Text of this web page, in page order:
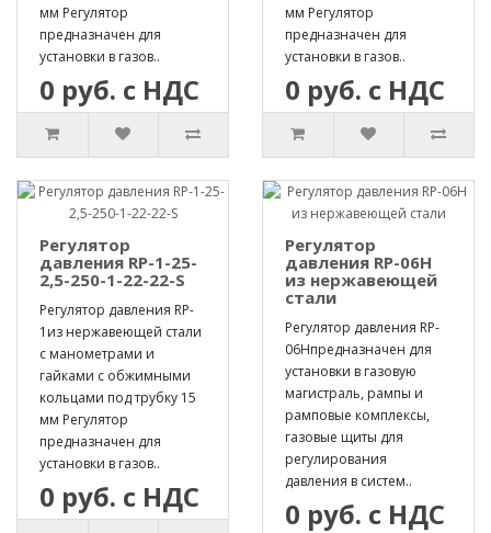
мм Регулятор
предназначен для
установки в газов..
0 руб. с НДС
мм Регулятор
предназначен для
установки в газов..
0 руб. с НДС
Регулятор
давления RP-1-25-
2,5-250-1-22-22-S
Регулятор давления RP-
1из нержавеющей стали
с манометрами и
гайками с обжимными
кольцами под трубку 15
мм Регулятор
предназначен для
установки в газов..
0 руб. с НДС
Регулятор
давления RP-06H
из нержавеющей
стали
Регулятор давления RP-
06Hпредназначен для
установки в газовую
магистраль, рампы и
рамповые комплексы,
газовые щиты для
регулирования
давления в систем..
0 руб. с НДС